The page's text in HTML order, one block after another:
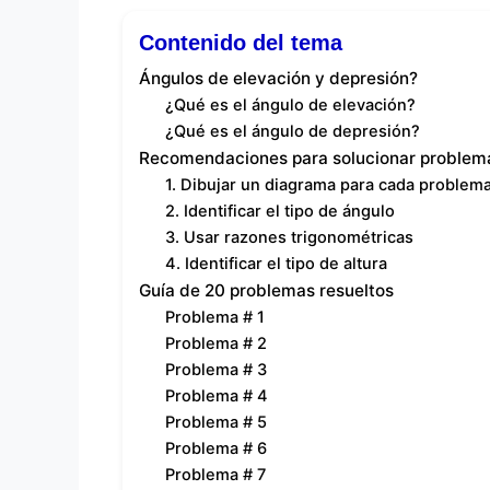
Contenido del tema
Ángulos de elevación y depresión?
¿Qué es el ángulo de elevación?
¿Qué es el ángulo de depresión?
Recomendaciones para solucionar
1. Dibujar un diagrama para cada
2. Identificar el tipo de ángulo
3. Usar razones trigonométricas
4. Identificar el tipo de altura
Guía de 20 problemas resueltos
Problema # 1
Problema # 2
Problema # 3
Problema # 4
Problema # 5
Problema # 6
Problema # 7